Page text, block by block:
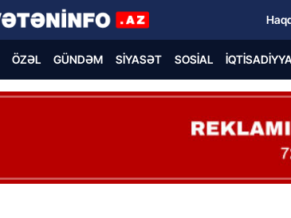
ÖZƏL GÜNDƏM SIYASƏT SOSIAL